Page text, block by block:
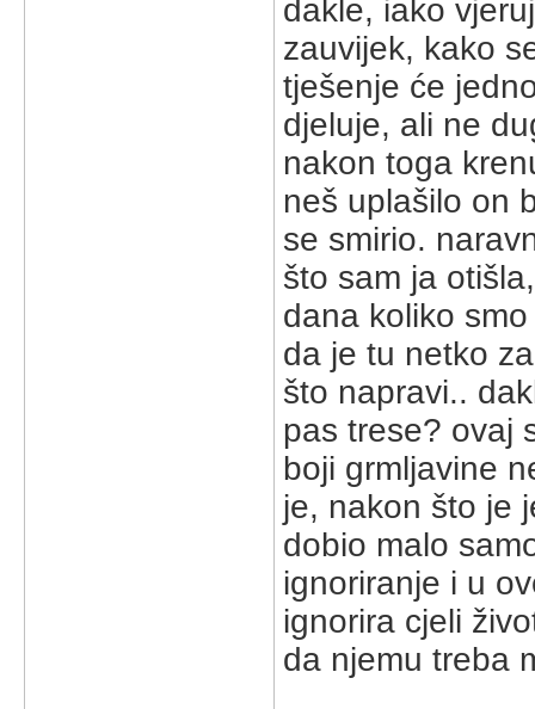
dakle, iako
zauvijek, kako
tješenje će
djeluje, ali ne
nakon toga
neš uplašilo on
se smirio.
što sam ja
dana koliko
da je tu netko
što napravi..
pas trese? ovaj
boji grmljavine
je, nakon što je
dobio malo
ignoriranje i u
ignorira cjeli
da njemu treba